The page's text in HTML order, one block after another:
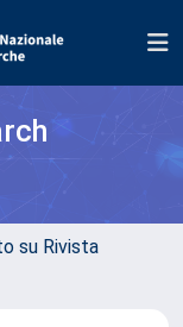
su Rivista